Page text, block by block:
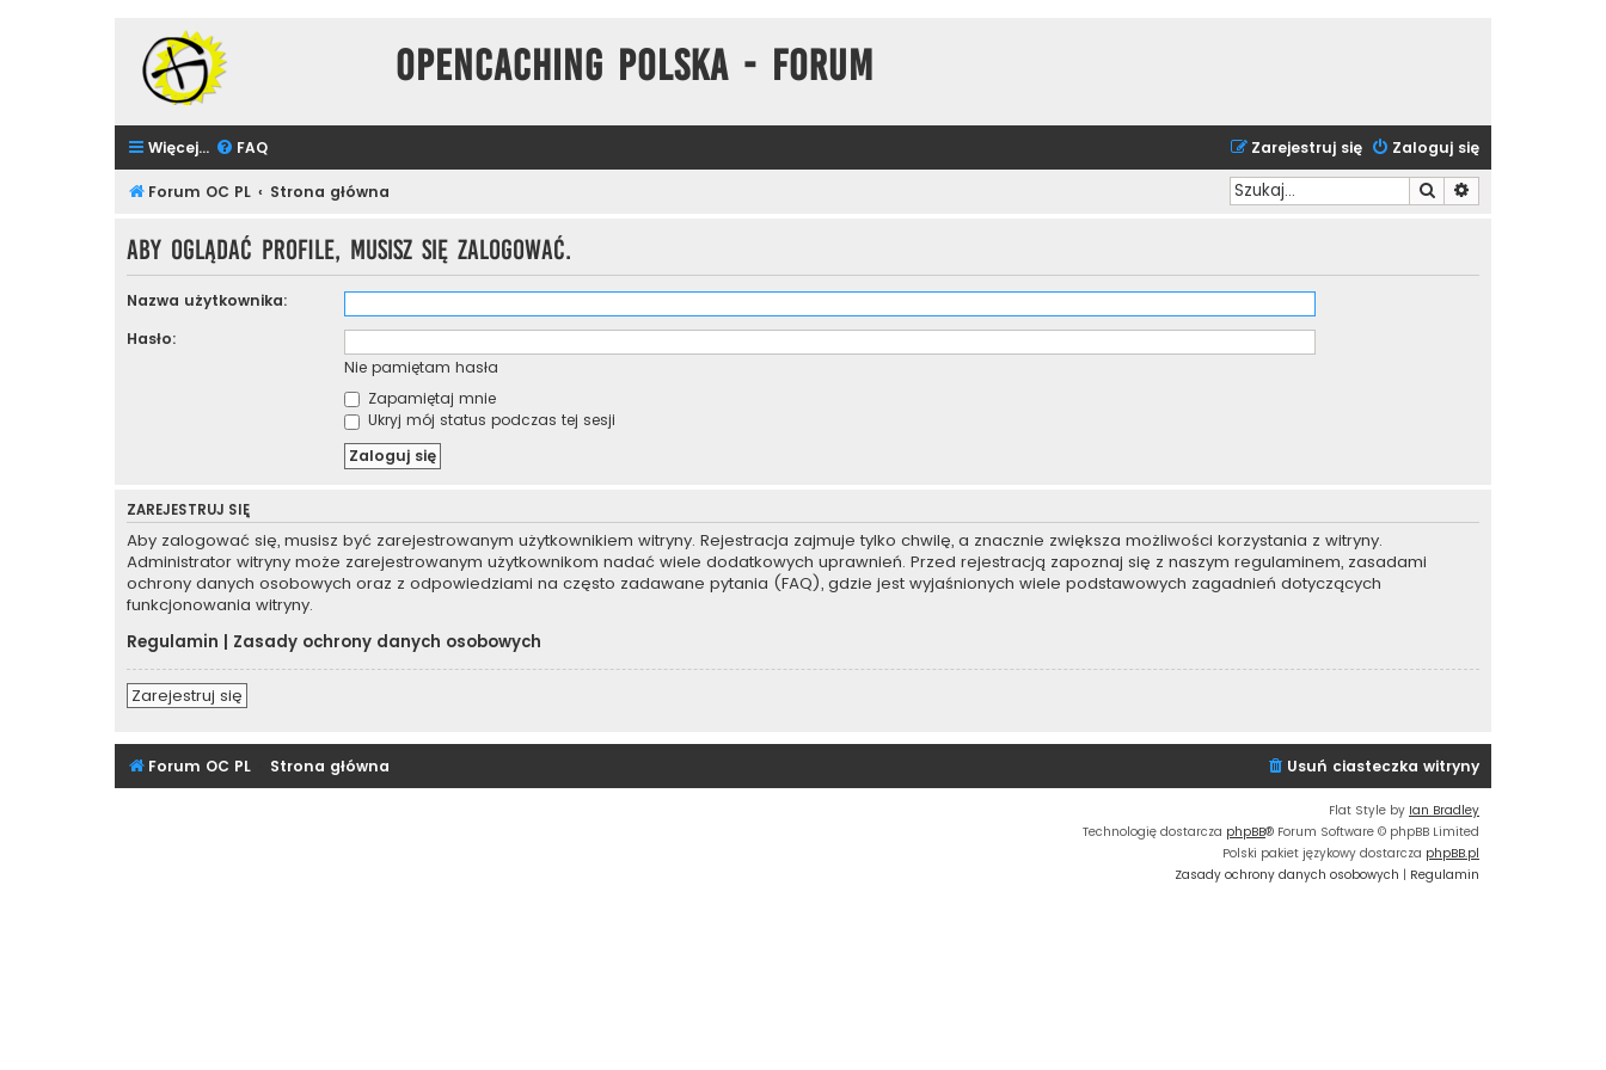
Opencaching Polska - Forum
Więcej… FAQ Zaloguj się
Zarejestruj się
Forum OC PL Strona główna Szukaj
Aby oglądać profile, musisz się zalogować.
Nazwa użytkownika:
Hasło:
Nie pamiętam hasła
Zapamiętaj mnie
Ukryj mój status podczas tej sesji
ZAREJESTRUJ SIĘ
Aby zalogować się, musisz być zarejestrowanym użytkownikiem witryny. Rejestracja zajmuje tylko chwilę, a znacznie zwiększa możliwości korzystania z witryny.
Administrator witryny może zarejestrowanym użytkownikom nadać wiele dodatkowych uprawnień. Przed rejestracją zapoznaj się z naszym regulaminem, zasadami
ochrony danych osobowych oraz z odpowiedziami na często zadawane pytania (FAQ), gdzie jest wyjaśnionych wiele podstawowych zagadnień dotyczących
funkcjonowania witryny.
Regulamin
Zasady ochrony danych osobowych
Zarejestruj się
Forum OC PL Strona główna Usuń ciasteczka witryny
Flat Style by Ian Bradley
Technologię dostarcza phpBB® Forum Software © phpBB Limited
Polski pakiet językowy dostarcza phpBB.pl
Zasady ochrony danych osobowych | Regulamin